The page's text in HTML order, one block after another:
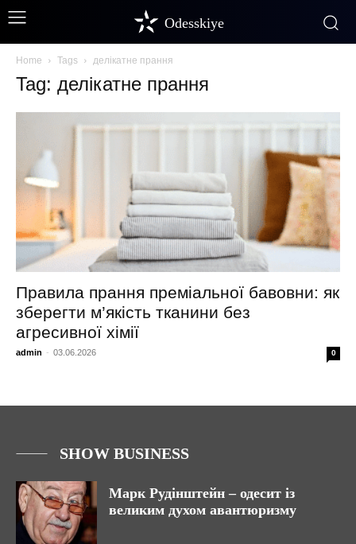
Odesskiye
Home Tags делікатне прання
Tag: делікатне прання
Правила прання преміальної бавовни: як
зберегти м’якість тканини без
агресивної хімії
admin - 03.06.2026 0
SHOW BUSINESS
Марк Рудінштейн – одесит із
великим духом авантюризму